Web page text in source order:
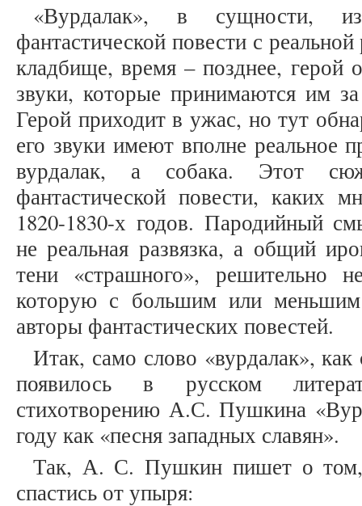
«Вурдалак», в сущности,
фантастической повести с
кладбище, время – позднее, герой
звуки, которые принимаются им
Герой приходит в ужас, но тут
его звуки имеют вполне реальное
вурдалак, а собака. Этот
фантастической повести, каких
1820-1830-х годов. Пародийный
не реальная развязка, а общий
тени «страшного», решительно
которую с большим или меньшим
авторы фантастических повестей.
Итак, само слово «вурдалак»,
появилось в русском
стихотворению А.С. Пушкина
году как «песня западных славян».
Так, А. С. Пушкин пишет о том,
спастись от упыря: